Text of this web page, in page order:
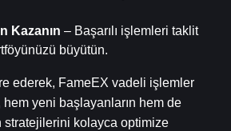
Kazanın – Başarılı işlemleri taklit
büyütün.
ederek, FameEX vadeli işlemler
yeni başlayanların hem de
stratejilerini kolayca optimize